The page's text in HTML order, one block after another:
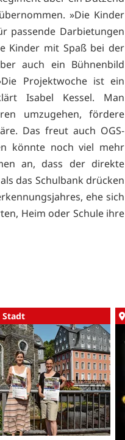
»Die Kinder
passende Darbietungen
Kinder mit Spaß bei der
auch ein Bühnenbild
Projektwoche ist ein
Isabel Kessel. Man
umzugehen, fördere
Das freut auch OGS-
könnte noch viel mehr
an, dass der direkte
das Schulbank drücken
ehe sich
Heim oder Schule ihre
Stadt